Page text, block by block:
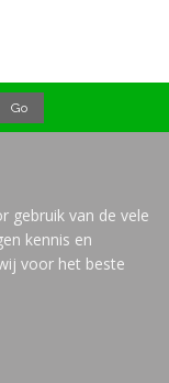
gebruik van de vele
kennis en
voor het beste